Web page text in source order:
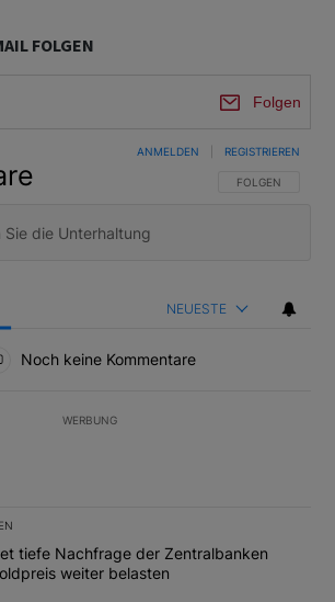
FOLGEN
Folgen
FOLGE DIESER
FOLGEN
ANMELDEN REGISTRIEREN
NEUESTE
Noch keine Kommentare
WERBUNG
Liste der am meisten kommentierten
dem Titel "Unerwartet tiefe Nachfrage der
tiefe Nachfrage der Zentralbanken
weiter belasten